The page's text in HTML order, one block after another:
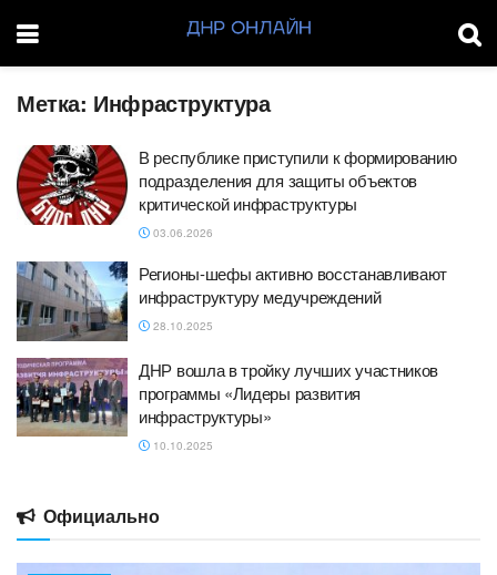
Метка: Инфраструктура
В республике приступили к формированию
подразделения для защиты объектов
критической инфраструктуры
03.06.2026
Регионы-шефы активно восстанавливают
инфраструктуру медучреждений
28.10.2025
ДНР вошла в тройку лучших участников
программы «Лидеры развития
инфраструктуры»
10.10.2025
Официально